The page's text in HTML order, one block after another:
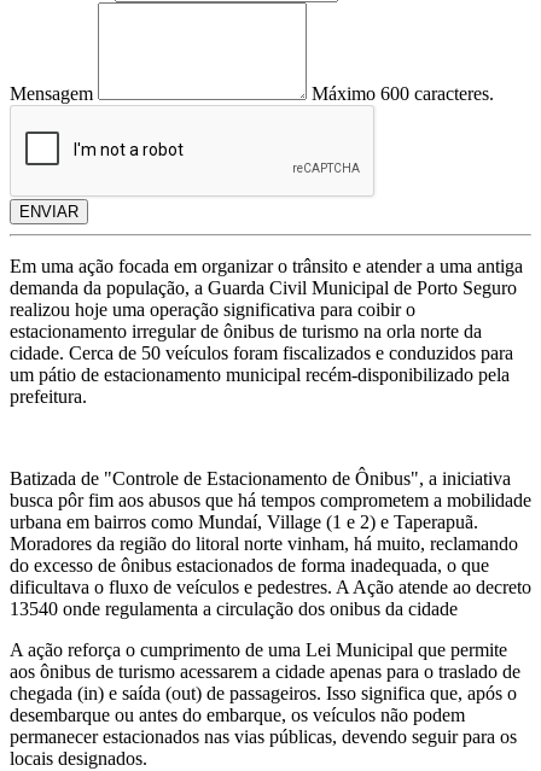
Mensagem Máximo 600 caracteres.
ENVIAR
Em uma ação focada em organizar o trânsito e atender a uma antiga
demanda da população, a Guarda Civil Municipal de Porto Seguro
realizou hoje uma operação significativa para coibir o
estacionamento irregular de ônibus de turismo na orla norte da
cidade. Cerca de 50 veículos foram fiscalizados e conduzidos para
um pátio de estacionamento municipal recém-disponibilizado pela
prefeitura.
Batizada de "Controle de Estacionamento de Ônibus", a iniciativa
busca pôr fim aos abusos que há tempos comprometem a mobilidade
urbana em bairros como Mundaí, Village (1 e 2) e Taperapuã.
Moradores da região do litoral norte vinham, há muito, reclamando
do excesso de ônibus estacionados de forma inadequada, o que
dificultava o fluxo de veículos e pedestres. A Ação atende ao decreto
13540 onde regulamenta a circulação dos onibus da cidade
A ação reforça o cumprimento de uma Lei Municipal que permite
aos ônibus de turismo acessarem a cidade apenas para o traslado de
chegada (in) e saída (out) de passageiros. Isso significa que, após o
desembarque ou antes do embarque, os veículos não podem
permanecer estacionados nas vias públicas, devendo seguir para os
locais designados.